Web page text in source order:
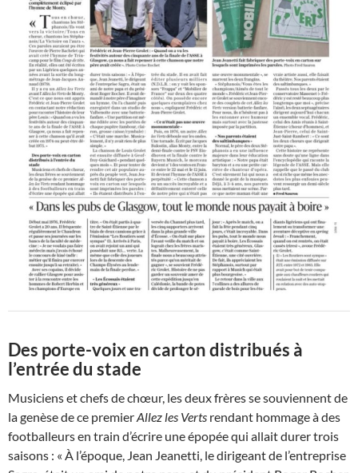
Des porte-voix en carton distribués à
l’entrée du stade
Musiciens et chefs de chœur, les deux frères se souviennent de
la genèse de ce premierAllez les Verts rendant hommage à des
footballeurs en train d’écrire une épopée qui allait durer trois
saisons : « À l’époque, Jean Jeanetti, le dirigeant de l’entreprise